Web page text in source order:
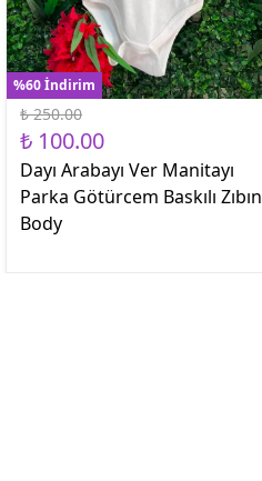
%60 İndirim
₺ 250.00
₺ 100.00
Dayı Arabayı Ver Manitayı
Parka Götürcem Baskılı Zıbın
Body